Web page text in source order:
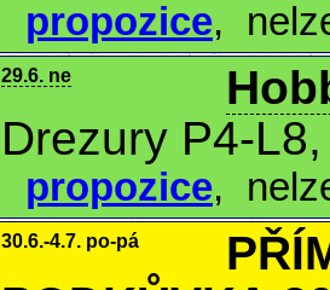
propozice,
29.6. ne
Drezury P4-
propozice,
30.6.-4.7. po-pá